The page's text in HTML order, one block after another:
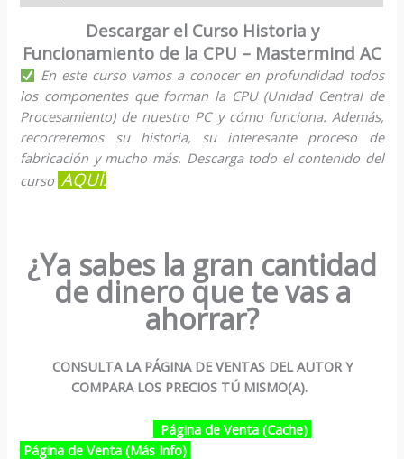
Descargar el Curso Historia y
Funcionamiento de la CPU – Mastermind AC
En este curso vamos a conocer en profundidad todos
los componentes que forman la CPU (Unidad Central de
Procesamiento) de nuestro PC y cómo funciona. Además,
recorreremos su historia, su interesante proceso de
fabricación y mucho más. Descarga todo el contenido del
curso AQUÍ.
¿Ya sabes la gran cantidad
de dinero que te vas a
ahorrar?
CONSULTA LA PÁGINA DE VENTAS DEL AUTOR Y
COMPARA LOS PRECIOS TÚ MISMO(A).
Página de Venta (Cache)
Página de Venta (Más Info)